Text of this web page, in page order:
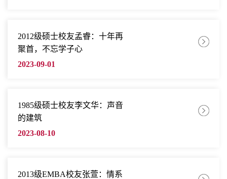
​2012级硕士校友孟睿：十年再
聚首，不忘学子心
2023-09-01
1985级硕士校友李文华：声音
的建筑
2023-08-10
2013级EMBA校友张萱：情系